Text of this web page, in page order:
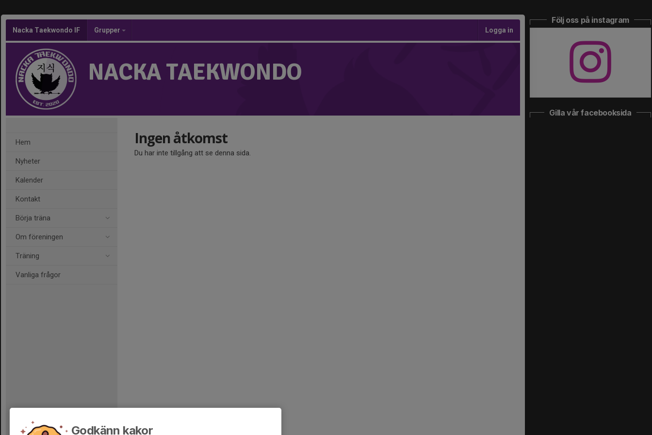
Nacka Taekwondo IF Grupper Logga in
NACKA TAEKWONDO
Hem
Nyheter
Kalender
Kontakt
Börja träna
Om föreningen
Träning
Vanliga frågor
Ingen åtkomst
Du har inte tillgång att se denna sida.
Följ oss på instagram
Gilla vår facebooksida
Godkänn kakor